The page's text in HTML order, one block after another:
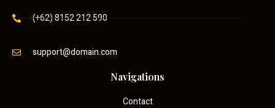
(+62) 8152 212 590
support@domain.com
Navigations
Contact